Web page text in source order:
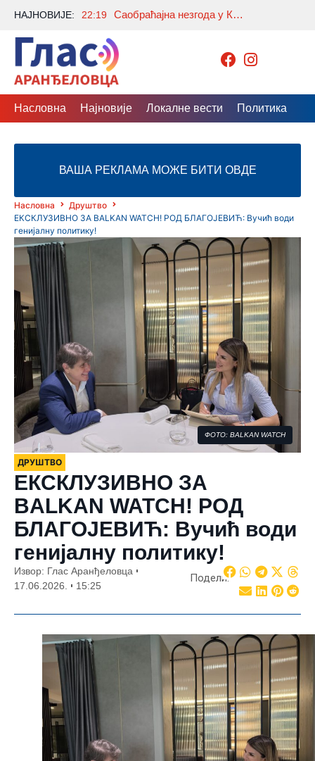
НАЈНОВИЈЕ: 22:19 Саобраћајна незгода у Крћевцу: Има повређених, саобраћај обустављен у оба правца
Насловна Најновије Локалне вести Политика
ВАША РЕКЛАМА МОЖЕ БИТИ ОВДЕ
Насловна
Друштво
ЕКСКЛУЗИВНО ЗА BALKAN WATCH! РОД БЛАГОЈЕВИЋ: Вучић води
генијалну политику!
ФОТО: BALKAN WATCH
ДРУШТВО
ЕКСКЛУЗИВНО ЗА
BALKAN WATCH! РОД
БЛАГОЈЕВИЋ: Вучић води
генијалну политику!
Извор: Глас Аранђеловца
17.06.2026.
15:25
Подели: